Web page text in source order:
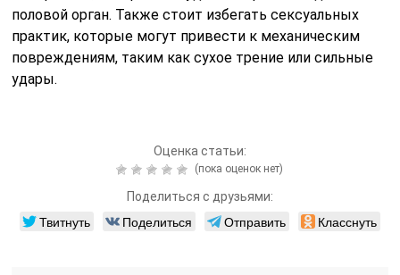
половой орган. Также стоит избегать сексуальных
практик, которые могут привести к механическим
повреждениям, таким как сухое трение или сильные
удары.
Оценка статьи:
(пока оценок нет)
Поделиться с друзьями:
Твитнуть Поделиться Отправить Класснуть